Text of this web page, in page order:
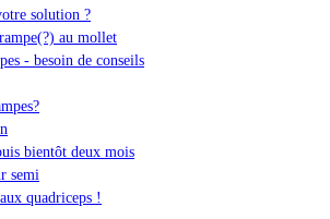
solution ?
au mollet
- besoin de conseils
bientôt deux mois
semi
quadriceps !